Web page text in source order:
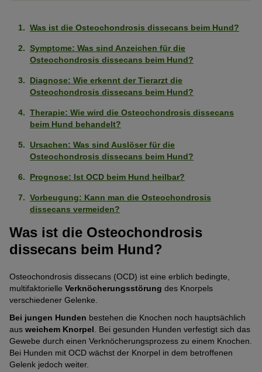
Was ist die Osteochondrosis dissecans beim Hund?
Symptome: Was sind Anzeichen für die
Osteochondrosis dissecans beim Hund?
Diagnose: Wie erkennt der Tierarzt die
Osteochondrosis dissecans beim Hund?
Therapie: Wie wird die Osteochondrosis dissecans
beim Hund behandelt?
Ursachen: Was sind Auslöser für die
Osteochondrosis dissecans beim Hund?
Prognose: Ist OCD beim Hund heilbar?
Vorbeugung: Kann man die Osteochondrosis
dissecans vermeiden?
Was ist die Osteochondrosis
dissecans beim Hund?
Osteochondrosis dissecans (OCD) ist eine erblich bedingte,
multifaktorielle Verknöcherungsstörung des Knorpels
verschiedener Gelenke.
Bei jungen Hunden bestehen die Knochen noch hauptsächlich
aus weichem Knorpel . Bei gesunden Hunden verfestigt sich das
Gewebe durch einen Verknöcherungsprozess zu einem Knochen.
Bei Hunden mit OCD wächst der Knorpel in dem betroffenen
Gelenk jedoch weiter.